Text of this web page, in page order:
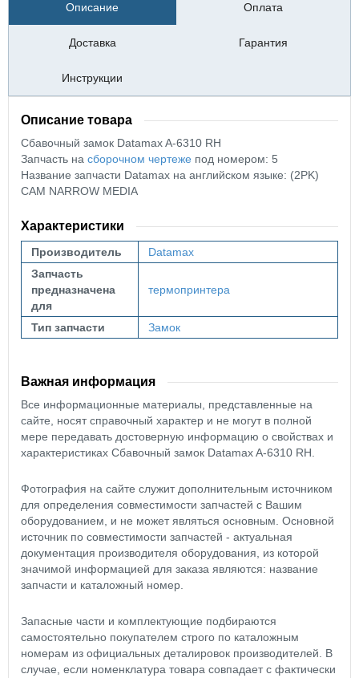
Описание Оплата
Доставка Гарантия
Инструкции
Описание товара
Сбавочный замок Datamax A-6310 RH
Запчасть на сборочном чертеже под номером: 5
Название запчасти Datamax на английском языке: (2PK)
CAM NARROW MEDIA
Характеристики
Производитель
Datamax
Запчасть
предназначена
для
термопринтера
Тип запчасти Замок
Важная информация
Все информационные материалы, представленные на
сайте, носят справочный характер и не могут в полной
мере передавать достоверную информацию о свойствах и
характеристиках Сбавочный замок Datamax A-6310 RH.
Фотография на сайте служит дополнительным источником
для определения совместимости запчастей с Вашим
оборудованием, и не может являться основным. Основной
источник по совместимости запчастей - актуальная
документация производителя оборудования, из которой
значимой информацией для заказа являются: название
запчасти и каталожный номер.
Запасные части и комплектующие подбираются
самостоятельно покупателем строго по каталожным
номерам из официальных деталировок производителей. В
случае, если номенклатура товара совпадает с фактически